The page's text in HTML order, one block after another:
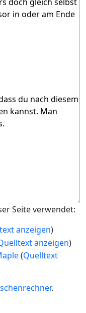
Seite verwendet:
anzeigen)
anzeigen)
(Quelltext
.